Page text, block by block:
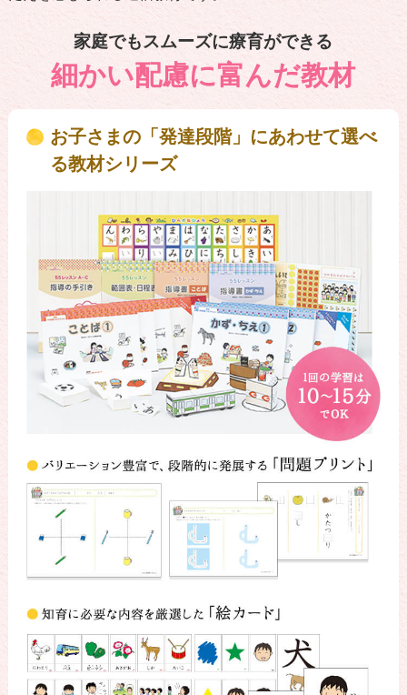
家庭でもスムーズに療育ができる
細かい配慮に富んだ教材
お子さまの「発達段階」にあわせて選べ
る教材シリーズ